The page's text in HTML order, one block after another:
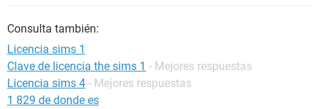
Consulta también:
Licencia sims 1
Clave de licencia the sims 1 - Mejores respuestas
Licencia sims 4 - Mejores respuestas
1 829 de donde es